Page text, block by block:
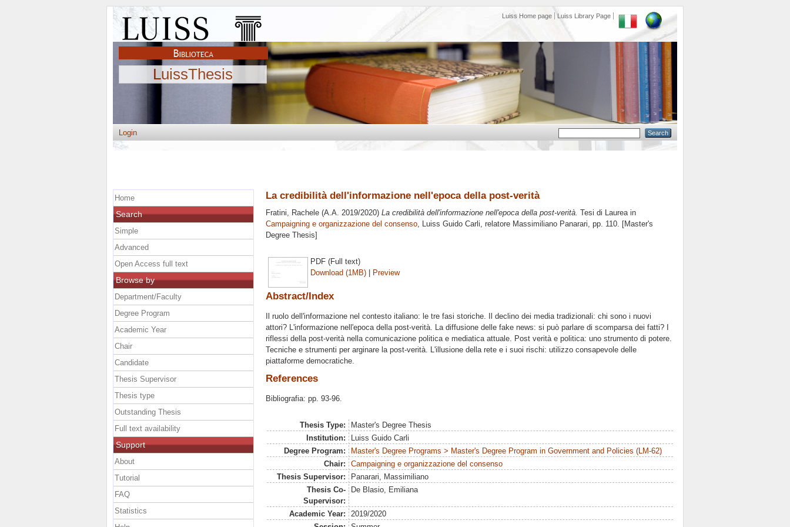
Luiss Home page Luiss Library Page
LuissThesis
Login
La credibilità dell'informazione nell'epoca della post-verità
Fratini, Rachele (A.A. 2019/2020) La credibilità dell'informazione nell'epoca della post-verità. Tesi di Laurea in
Campaigning e organizzazione del consenso, Luiss Guido Carli, relatore Massimiliano Panarari, pp. 110. [Master's
Degree Thesis]
PDF (Full text)
Download (1MB) | Preview
Abstract/Index
Il ruolo dell'informazione nel contesto italiano: le tre fasi storiche. Il declino dei media tradizionali: chi sono i nuovi
attori? L'informazione nell'epoca della post-verità. La diffusione delle fake news: si può parlare di scomparsa dei fatti? I
riflessi della post-verità nella comunicazione politica e mediatica attuale. Post verità e politica: uno strumento di potere.
Tecniche e strumenti per arginare la post-verità. L'illusione della rete e i suoi rischi: utilizzo consapevole delle
piattaforme democratiche.
References
Bibliografia: pp. 93-96.
Thesis Type:
Master's Degree Thesis
Institution:
Luiss Guido Carli
Degree Program:
Master's Degree Programs > Master's Degree Program in Government and Policies (LM-62)
Chair:
Campaigning e organizzazione del consenso
Thesis Supervisor:
Panarari, Massimiliano
Thesis Co-
Supervisor:
De Blasio, Emiliana
Academic Year:
2019/2020
Home
Search
Simple
Advanced
Open Access full text
Browse by
Department/Faculty
Degree Program
Academic Year
Chair
Candidate
Thesis Supervisor
Thesis type
Outstanding Thesis
Full text availability
Support
About
Tutorial
FAQ
Statistics